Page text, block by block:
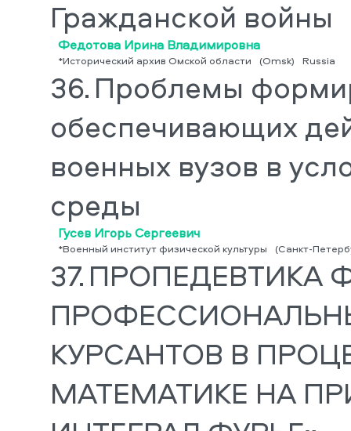
Гражданской войны
Федотова Ирина Владимировна
*Исторический архив Омской области (Omsk) Russia
36. Проблемы
обеспечивающих
военных вузов в
среды
Гусев Игорь Сергеевич
*Военный институт физической культуры (Санкт-
37. ПРОПЕДЕВТИКА
КУРСАНТОВ В
МАТЕМАТИКЕ НА